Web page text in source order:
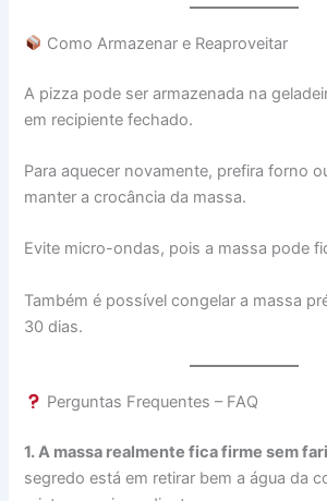
Como Armazenar e Reaproveitar
A pizza pode ser armazenada na
em recipiente fechado.
Para aquecer novamente, prefira forno
manter a crocância da massa.
Evite micro-ondas, pois a massa pode
Também é possível congelar a massa
30 dias.
Perguntas Frequentes – FAQ
1. A massa realmente fica firme sem
segredo está em retirar bem a água da